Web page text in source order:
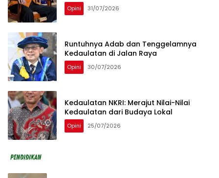
Opini 31/07/2026
Runtuhnya Adab dan Tenggelamnya
Kedaulatan di Jalan Raya
Opini 30/07/2026
Kedaulatan NKRI: Merajut Nilai-Nilai
Kedaulatan dari Budaya Lokal
Opini 25/07/2026